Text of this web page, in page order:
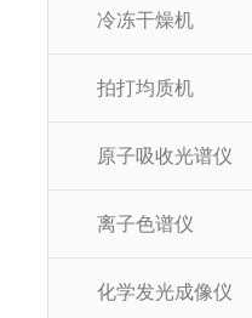
冷冻干燥机
拍打均质机
原子吸收光谱仪
离子色谱仪
化学发光成像仪